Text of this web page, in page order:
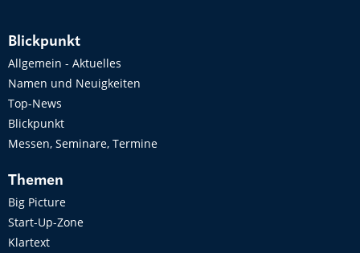
Blickpunkt
Allgemein - Aktuelles
Namen und Neuigkeiten
Top-News
Blickpunkt
Messen, Seminare, Termine
Themen
Big Picture
Start-Up-Zone
Klartext